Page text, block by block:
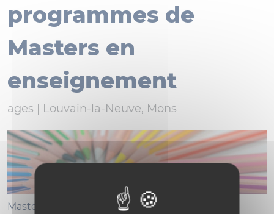
programmes de
Masters en
enseignement
ages | Louvain-la-Neuve, Mons
Masters en enseignement S4-S5 en sciences